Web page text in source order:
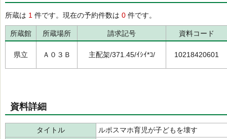
所蔵は 1 件です。現在の予約件数は 0 件です。
所蔵館 所蔵場所 請求記号 資料コード
県立 Ａ０３Ｂ 主配架/371.45/ｲｼｲ*ｺ/ 10218420601
資料詳細
タイトル
ルポスマホ育児が子どもを壊す